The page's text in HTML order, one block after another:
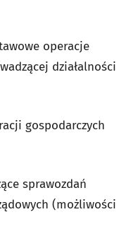
operacje
działalności
gospodarczych
sprawozdań
(możliwości